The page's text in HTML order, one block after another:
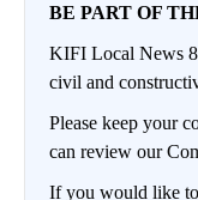
BE PART OF
KIFI Local News
civil and
Please keep your
can review our
If you would like to